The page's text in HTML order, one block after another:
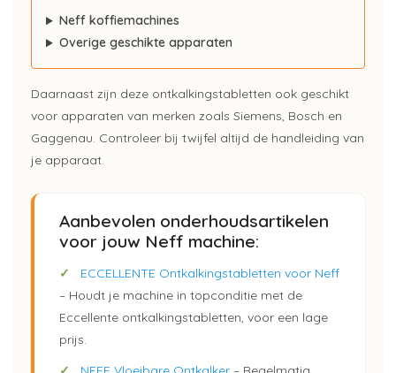
Neff koffiemachines
Overige geschikte apparaten
Daarnaast zijn deze ontkalkingstabletten ook geschikt
voor apparaten van merken zoals Siemens, Bosch en
Gaggenau. Controleer bij twijfel altijd de handleiding van
je apparaat.
Aanbevolen onderhoudsartikelen
voor jouw Neff machine:
✓
ECCELLENTE Ontkalkingstabletten voor Neff
– Houdt je machine in topconditie met de
Eccellente ontkalkingstabletten, voor een lage
prijs.